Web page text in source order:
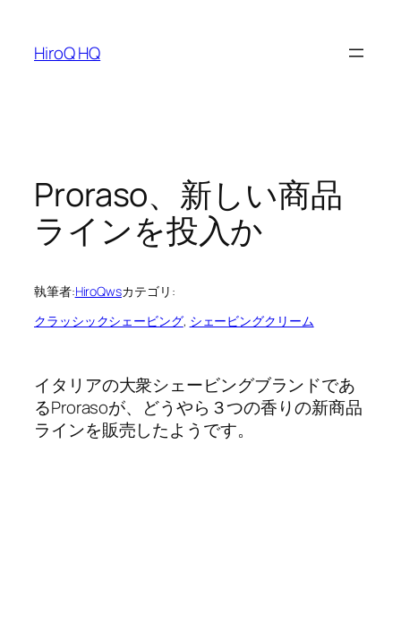
HiroQ HQ
Proraso、新しい商品
ラインを投入か
執筆者:HiroQwsカテゴリ:
クラッシックシェービング, シェービングクリーム
イタリアの大衆シェービングブランドであ
るProrasoが、どうやら３つの香りの新商品
ラインを販売したようです。